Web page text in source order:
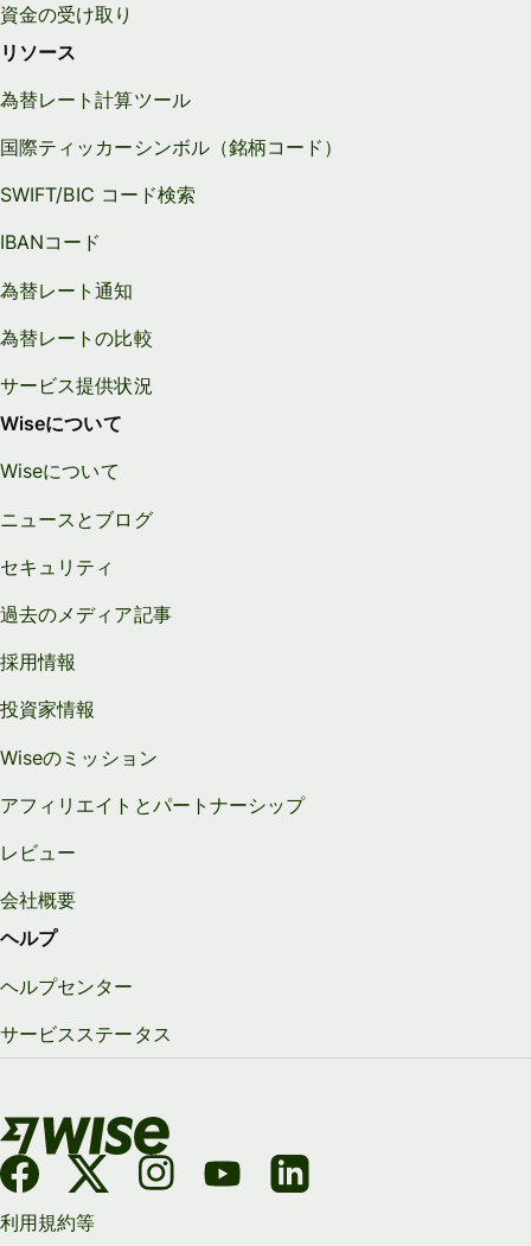
資金の受け取り
リソース
為替レート計算ツール
国際ティッカーシンボル（銘柄コード）
SWIFT/BIC コード検索
IBANコード
為替レート通知
為替レートの比較
サービス提供状況
Wiseについて
Wiseについて
ニュースとブログ
セキュリティ
過去のメディア記事
採用情報
投資家情報
Wiseのミッション
アフィリエイトとパートナーシップ
レビュー
会社概要
ヘルプ
ヘルプセンター
サービスステータス
利用規約等